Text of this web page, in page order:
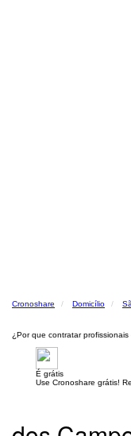
Cronoshare Domicílio
¿Por que contratar
É grátis
Use Cronoshare grátis!